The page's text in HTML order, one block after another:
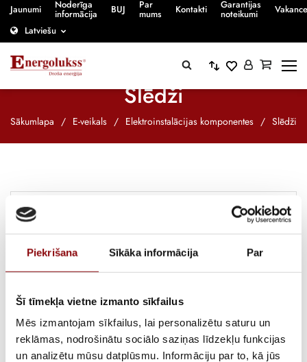
Piekrišana Sīkāka informācija Par
Šī tīmekļa vietne izmanto sīkfailus
Mēs izmantojam sīkfailus, lai personalizētu saturu un
reklāmas, nodrošinātu sociālo saziņas līdzekļu funkcijas
un analizētu mūsu datplūsmu. Informāciju par to, kā jūs
Jaunumi Noderīga
informācija BUJ Par
mums Kontakti Garantijas
noteikumi
Latviešu
Slēdži
Sākumlapa / E-veikals / Elektroinstalācijas komponentes / Slēdži
NO 125 LĪDZ 3200A